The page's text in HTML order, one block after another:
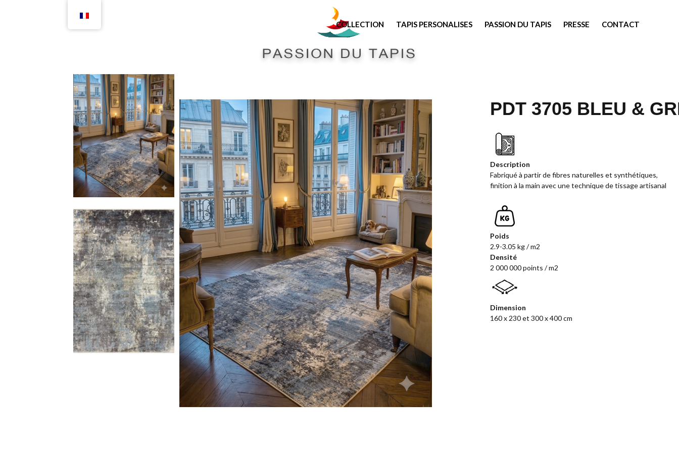
COLLECTION TAPIS PERSONALISES PASSION DU TAPIS PRESSE CONTACT
PDT 3705 BLEU &
Description
Fabriqué à partir de fibres naturelles et synthétiques,
finition à la main avec une technique de tissage artisanal
Poids
2.9-3.05 kg / m2
Densité
2 000 000 points / m2
Dimension
160 x 230 et 300 x 400 cm